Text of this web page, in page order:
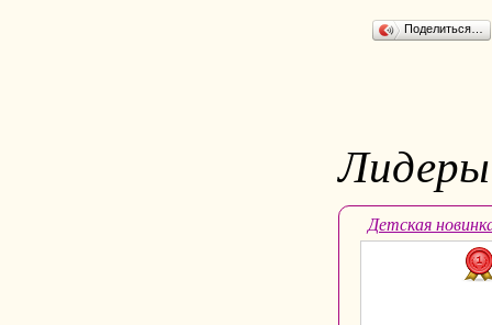
Поделиться…
Детская